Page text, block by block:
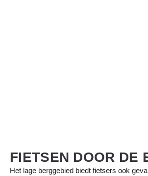
FIETSEN DOOR DE
Het lage berggebied biedt fietsers ook